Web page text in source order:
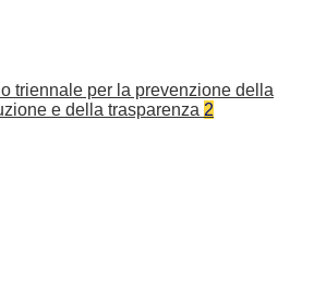
triennale per la prevenzione della
e della trasparenza 2